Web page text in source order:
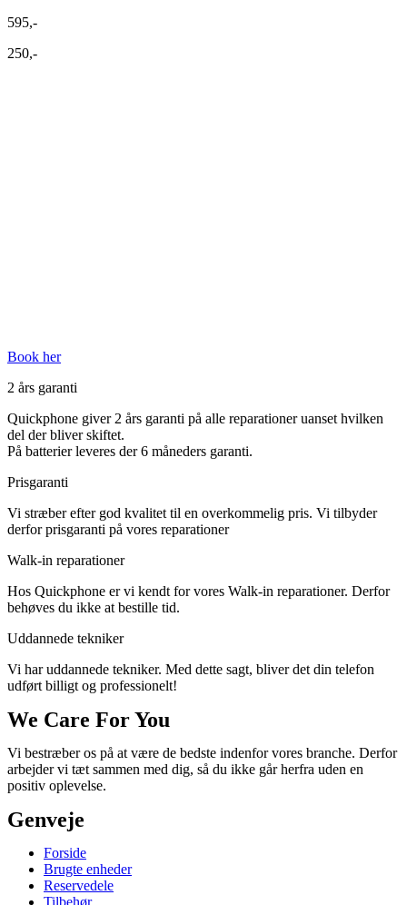
595,-
250,-
Book her
2 års garanti
Quickphone giver 2 års garanti på alle reparationer uanset hvilken
del der bliver skiftet.
På batterier leveres der 6 måneders garanti.
Prisgaranti
Vi stræber efter god kvalitet til en overkommelig pris. Vi tilbyder
derfor prisgaranti på vores reparationer
Walk-in reparationer
Hos Quickphone er vi kendt for vores Walk-in reparationer. Derfor
behøves du ikke at bestille tid.
Uddannede tekniker
Vi har uddannede tekniker. Med dette sagt, bliver det din telefon
udført billigt og professionelt!
We Care For You
Vi bestræber os på at være de bedste indenfor vores branche. Derfor
arbejder vi tæt sammen med dig, så du ikke går herfra uden en
positiv oplevelse.
Genveje
Forside
Brugte enheder
Reservedele
Tilbehør